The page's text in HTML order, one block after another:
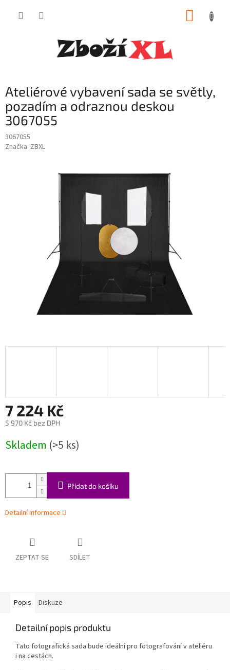
Ateliérové vybavení sada se světly,
pozadím a odraznou deskou
3067055
3067055
Značka: ZBXL
7 224 Kč
5 970 Kč bez DPH
cena:
Skladem (>5 ks)
Přidat do košíku
Detailní informace
ZEPTAT SE SDÍLET
Popis Diskuze
Detailní popis produktu
Tato fotografická sada bude ideální pro fotografování v ateliéru
i na cestách.